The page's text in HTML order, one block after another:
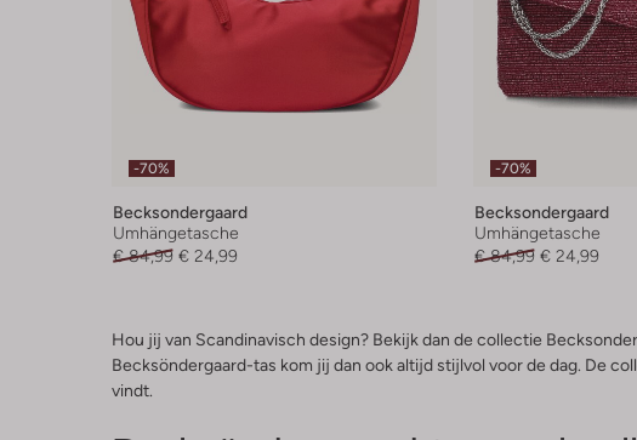
-70%
Becksondergaard
Umhängetasche
€ 84,99 € 24,99
-70%
Becksondergaard
Umhängetasche
€ 84,99 € 24,99
Hou jij van Scandinavisch design? Bekijk dan de collectie
Becksöndergaard-tas kom jij dan ook altijd stijlvol voor de dag. De
vindt.